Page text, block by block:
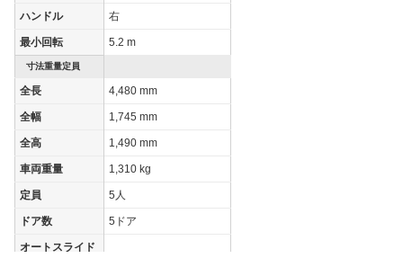
JC08モード 30.4km/L
1015モード
60km定地
装備オプション 装備詳細を見る
ハンドル 右
最小回転 5.2 m
寸法重量定員
全長 4,480 mm
全幅 1,745 mm
全高 1,490 mm
車両重量 1,310 kg
定員 5人
ドア数 5ドア
オートスライド